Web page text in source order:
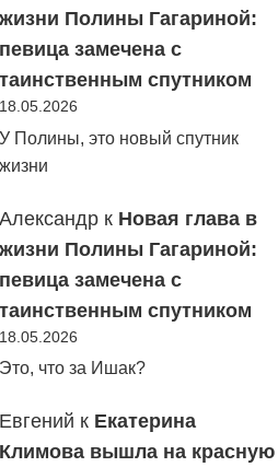
жизни Полины Гагариной:
певица замечена с
таинственным спутником
18.05.2026
У Полины, это новый спутник
жизни
Александр к Новая глава в
жизни Полины Гагариной:
певица замечена с
таинственным спутником
18.05.2026
Это, что за Ишак?
Евгений к Екатерина
Климова вышла на красную